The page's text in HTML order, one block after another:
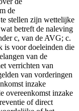
de
stellen zijn wettelijke
betreft de naleving
c, van de AVG; c.
is voor doeleinden die
van de
verrichten van
van vorderingen
inzake
overeenkomst inzake
of direct